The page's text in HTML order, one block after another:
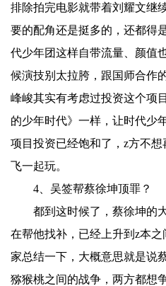
排除拍完电影就带着刘耀文继
要的配角还是挺多的，还都得
代少年团这样自带流量、颜值
候演技别太拉胯，跟国师合作
峰峻其实有考虑过投资这个项
的少年时代》一样，让时代少
项目投资已经饱和了，z方不
飞一起玩。
4、吴签帮蔡徐坤顶罪？
都到这时候了，蔡徐坤的
在帮他找补，已经上升到z本
家总结一下，大概意思就是说
猕猴桃之间的战争，两方都想